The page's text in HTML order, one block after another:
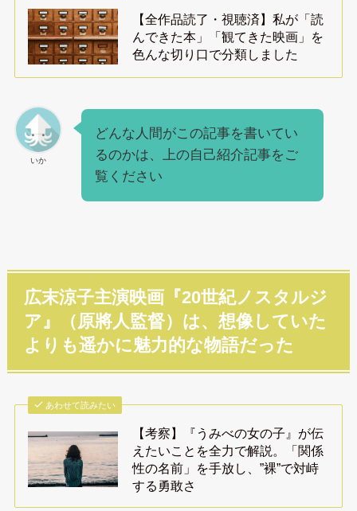
【全作品読了・視聴済】私が「読
んできた本」「観てきた映画」を
色んな切り口で分類しました
いか
どんな人間がこの記事を書いてい
るのかは、上の自己紹介記事をご
覧ください
広末涼子主演映画『20世紀ノスタルジ
ア』（原將人監督）は、想像していた
よりも遥かに魅力的な物語だった
あわせて読みたい
【考察】『うみべの女の子』が伝
えたいことを全力で解説。「関係
性の名前」を手放し、”裸”で対峙
する勇敢さ